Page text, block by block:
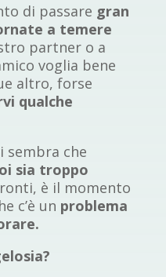
di passare gran
a temere
partner o a
voglia bene
altro, forse
qualche
sembra che
sia troppo
è il momento
c’è un problema